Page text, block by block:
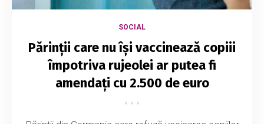
SOCIAL
Părinţii care nu îşi vaccinează copiii
împotriva rujeolei ar putea fi
amendaţi cu 2.500 de euro